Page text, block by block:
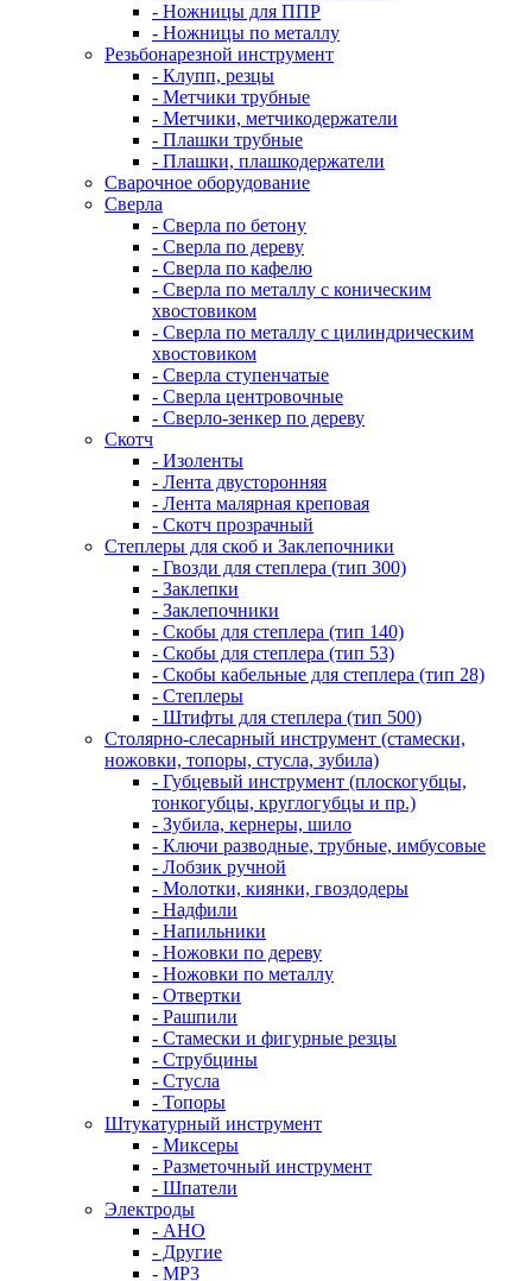
- Ножницы для ППР
- Ножницы по металлу
Резьбонарезной инструмент
- Клупп, резцы
- Метчики трубные
- Метчики, метчикодержатели
- Плашки трубные
- Плашки, плашкодержатели
Сварочное оборудование
Сверла
- Сверла по бетону
- Сверла по дереву
- Сверла по кафелю
- Сверла по металлу с коническим
хвостовиком
- Сверла по металлу с цилиндрическим
хвостовиком
- Сверла ступенчатые
- Сверла центровочные
- Сверло-зенкер по дереву
Скотч
- Изоленты
- Лента двусторонняя
- Лента малярная креповая
- Скотч прозрачный
Степлеры для скоб и Заклепочники
- Гвозди для степлера (тип 300)
- Заклепки
- Заклепочники
- Скобы для степлера (тип 140)
- Скобы для степлера (тип 53)
- Скобы кабельные для степлера (тип 28)
- Степлеры
- Штифты для степлера (тип 500)
Столярно-слесарный инструмент (стамески,
ножовки, топоры, стусла, зубила)
- Губцевый инструмент (плоскогубцы,
тонкогубцы, круглогубцы и пр.)
- Зубила, кернеры, шило
- Ключи разводные, трубные, имбусовые
- Лобзик ручной
- Молотки, киянки, гвоздодеры
- Надфили
- Напильники
- Ножовки по дереву
- Ножовки по металлу
- Отвертки
- Рашпили
- Стамески и фигурные резцы
- Струбцины
- Стусла
- Топоры
Штукатурный инструмент
- Миксеры
- Разметочный инструмент
- Шпатели
Электроды
- АНО
- Другие
- МР3